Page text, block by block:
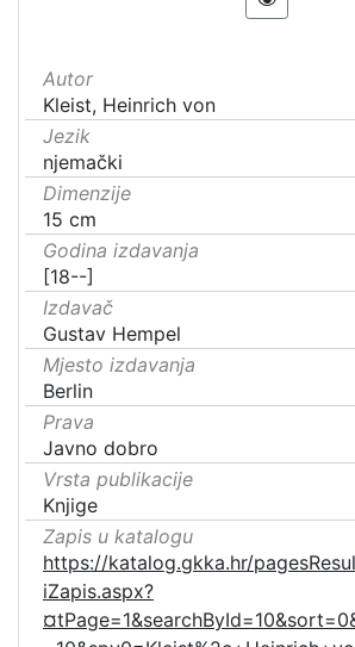
Autor
Kleist, Heinrich von
Jezik
njemački
Dimenzije
15 cm
Godina izdavanja
[18--]
Izdavač
Gustav Hempel
Mjesto izdavanja
Berlin
Prava
Javno dobro
Vrsta publikacije
Knjige
Zapis u katalogu
https://katalog.gkka.hr/
iZapis.aspx?